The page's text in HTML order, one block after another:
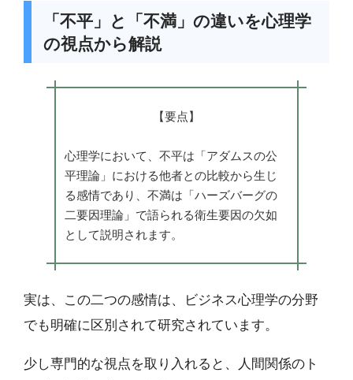
「不平」と「不満」の違いを心理学
の視点から解説
【要点】
心理学において、不平は「アダムスの公
平理論」における他者との比較から生じ
る感情であり、不満は「ハーズバーグの
二要因理論」で語られる衛生要因の欠如
として説明されます。
実は、この二つの感情は、ビジネス心理学の分野
でも明確に区別されて研究されています。
少し専門的な視点を取り入れると、人間関係のト